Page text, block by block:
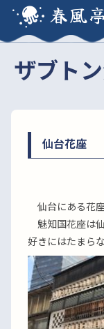
春風
ザブト
仙台花座
仙台にある花
魅知国花座は
好きにはたまら